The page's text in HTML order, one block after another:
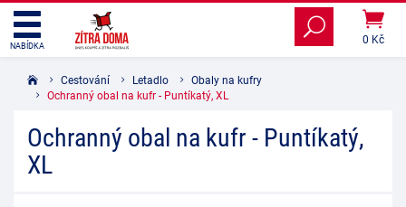
0 Kč
NABÍDKA
Cestování Letadlo
Obaly na kufry
Ochranný obal na kufr - Puntíkatý, XL
Ochranný obal na kufr - Puntíkatý,
XL